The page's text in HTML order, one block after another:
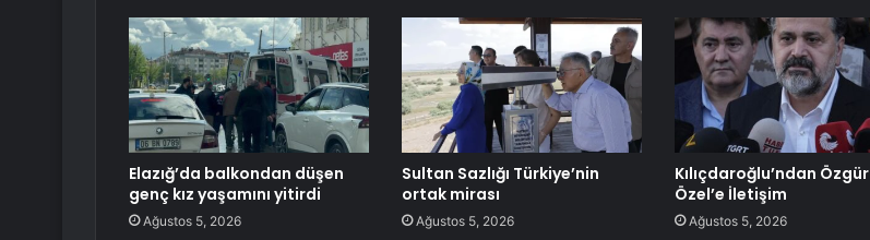
Elazığ’da balkondan düşen
genç kız yaşamını yitirdi
Ağustos 5, 2026
Sultan Sazlığı Türkiye’nin
ortak mirası
Ağustos 5, 2026
Kılıçdaroğlu’ndan Özgür
Özel’e İletişim
Ağustos 5, 2026